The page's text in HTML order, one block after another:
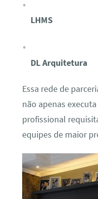
LHMS
DL Arquitetura
Essa rede de
não apenas
profissional
equipes de maior